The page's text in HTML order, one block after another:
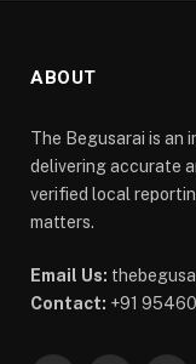
ABOUT
The Begusarai is an
delivering accurate
verified local
matters.
Email Us:
Contact: +91